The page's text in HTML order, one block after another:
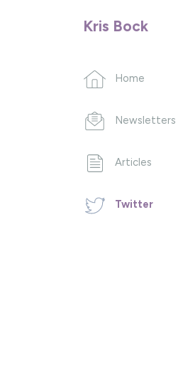
Kris Bock
Home
Newsletters
Articles
Twitter